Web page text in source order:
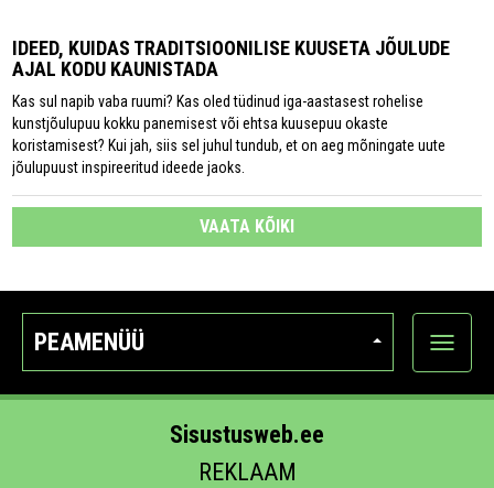
IDEED, KUIDAS TRADITSIOONILISE KUUSETA JÕULUDE
AJAL KODU KAUNISTADA
Kas sul napib vaba ruumi? Kas oled tüdinud iga-aastasest rohelise
kunstjõulupuu kokku panemisest või ehtsa kuusepuu okaste
koristamisest? Kui jah, siis sel juhul tundub, et on aeg mõningate uute
jõulupuust inspireeritud ideede jaoks.
VAATA KÕIKI
PEAMENÜÜ
Ava
Sisustusweb.ee
REKLAAM